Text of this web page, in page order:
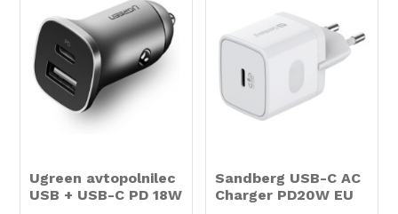
Ugreen avtopolnilec
USB + USB-C PD 18W
Sandberg USB-C AC
Charger PD20W EU